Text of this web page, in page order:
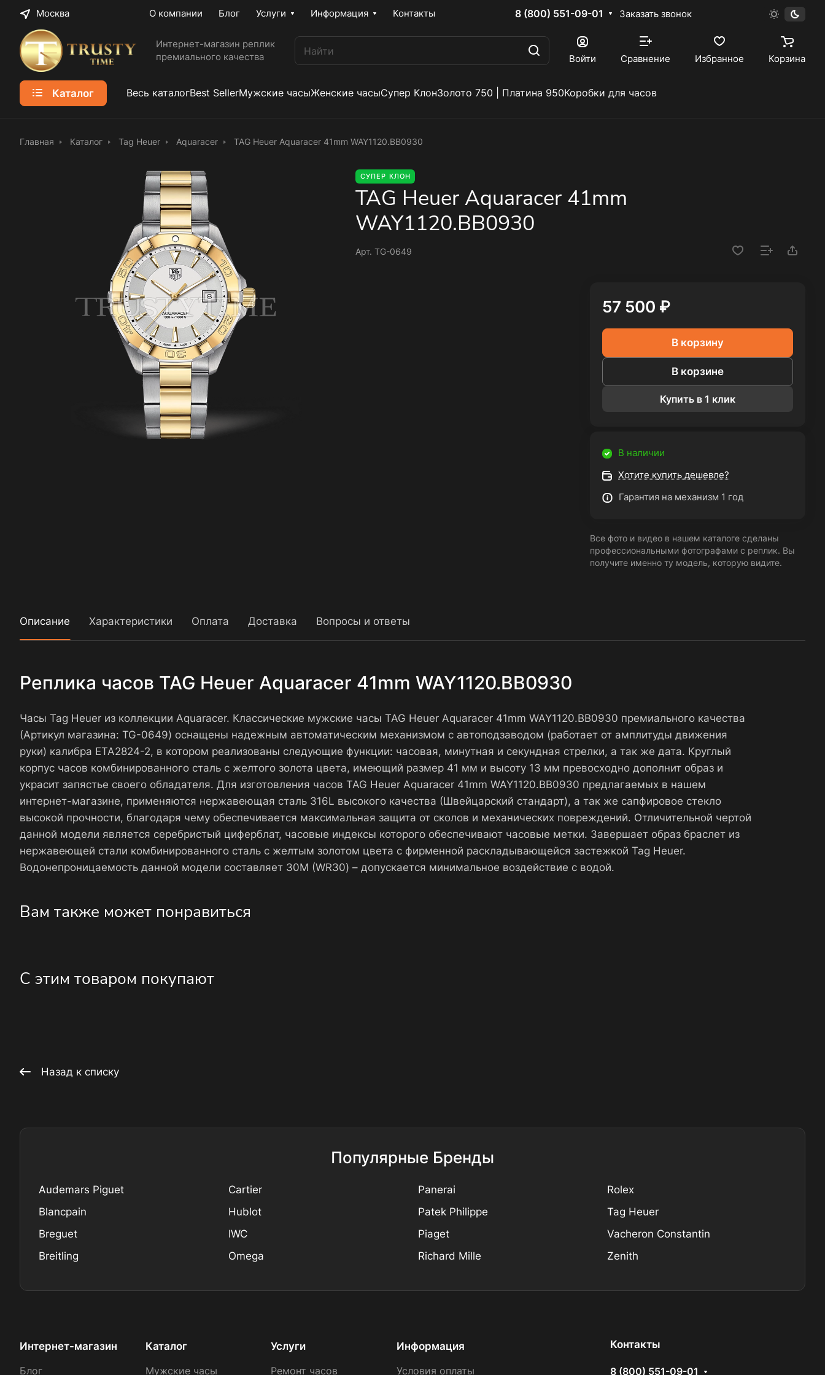
Москва О компании Блог Услуги Информация Контакты 8 (800) 551-09-01 Заказать звонок
Интернет-магазин реплик
премиального качества
Войти Сравнение Избранное Корзина
Каталог Весь каталогBest SellerМужские часыЖенские часыСупер КлонЗолото 750 | Платина 950Коробки для часов
Главная Каталог Tag Heuer Aquaracer TAG Heuer Aquaracer 41mm WAY1120.BB0930
СУПЕР КЛОН
TAG Heuer Aquaracer 41mm
WAY1120.BB0930
Арт. TG-0649
57 500 ₽
В корзину
В корзине
Купить в 1 клик
В наличии
Хотите купить дешевле?
Гарантия на механизм 1 год
Все фото и видео в нашем каталоге сделаны
профессиональными фотографами с реплик. Вы
получите именно ту модель, которую видите.
Описание Характеристики Оплата Доставка Вопросы и ответы
Реплика часов TAG Heuer Aquaracer 41mm WAY1120.BB0930
Часы Tag Heuer из коллекции Aquaracer. Классические мужские часы TAG Heuer Aquaracer 41mm WAY1120.BB0930 премиального качества
(Артикул магазина: TG-0649) оснащены надежным автоматическим механизмом с автоподзаводом (работает от амплитуды движения
руки) калибра ETA2824-2, в котором реализованы следующие функции: часовая, минутная и секундная стрелки, а так же дата. Круглый
корпус часов комбинированного сталь с желтого золота цвета, имеющий размер 41 мм и высоту 13 мм превосходно дополнит образ и
украсит запястье своего обладателя. Для изготовления часов TAG Heuer Aquaracer 41mm WAY1120.BB0930 предлагаемых в нашем
интернет-магазине, применяются нержавеющая сталь 316L высокого качества (Швейцарский стандарт), а так же сапфировое стекло
высокой прочности, благодаря чему обеспечивается максимальная защита от сколов и механических повреждений. Отличительной чертой
данной модели является серебристый циферблат, часовые индексы которого обеспечивают часовые метки. Завершает образ браслет из
нержавеющей стали комбинированного сталь с желтым золотом цвета с фирменной раскладывающейся застежкой Tag Heuer.
Водонепроницаемость данной модели составляет 30М (WR30) – допускается минимальное воздействие с водой.
Вам также может понравиться
С этим товаром покупают
Назад к списку
Популярные Бренды
Audemars Piguet
Blancpain
Breguet
Breitling
Cartier
Hublot
IWC
Omega
Panerai
Patek Philippe
Piaget
Richard Mille
Rolex
Tag Heuer
Vacheron Constantin
Zenith
Интернет-магазин
Блог
Каталог
Мужские часы
Услуги
Ремонт часов
Информация
Условия оплаты
Контакты
8 (800) 551-09-01